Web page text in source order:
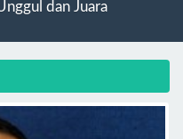
dan Juara